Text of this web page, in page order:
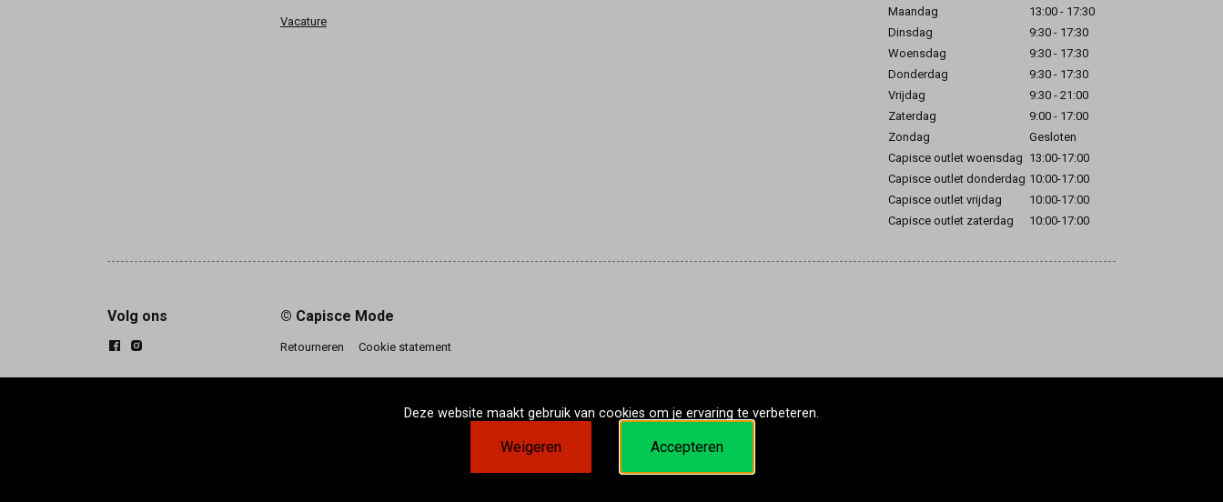
Vacature
Maandag
13:00 - 17:30
Dinsdag
9:30 - 17:30
Woensdag
9:30 - 17:30
Donderdag
9:30 - 17:30
Vrijdag
9:30 - 21:00
Zaterdag
9:00 - 17:00
Zondag
Gesloten
Capisce outlet woensdag 13:00-17:00
Capisce outlet donderdag 10:00-17:00
Capisce outlet vrijdag
10:00-17:00
Capisce outlet zaterdag
10:00-17:00
Volg ons © Capisce Mode
Retourneren Cookie statement
Deze website maakt gebruik van cookies om je ervaring te verbeteren.
Weigeren Accepteren